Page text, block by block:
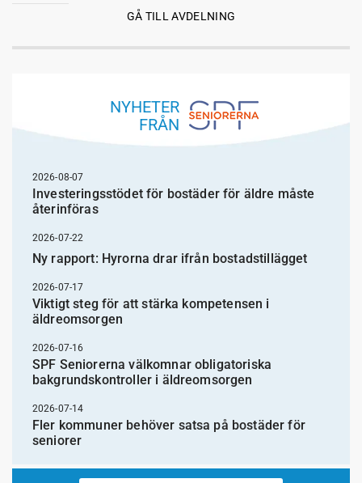
GÅ TILL AVDELNING
NYHETER
FRÅN
2026-08-07
Investeringsstödet för bostäder för äldre måste
återinföras
2026-07-22
Ny rapport: Hyrorna drar ifrån bostadstillägget
2026-07-17
Viktigt steg för att stärka kompetensen i
äldreomsorgen
2026-07-16
SPF Seniorerna välkomnar obligatoriska
bakgrundskontroller i äldreomsorgen
2026-07-14
Fler kommuner behöver satsa på bostäder för
seniorer